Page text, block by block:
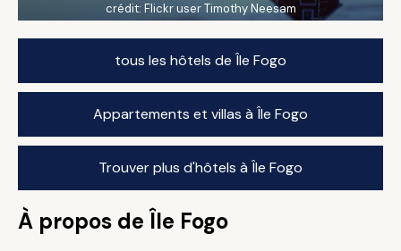
crédit: Flickr user Timothy Neesam
tous les hôtels de Île Fogo
Appartements et villas à Île Fogo
Trouver plus d'hôtels à Île Fogo
À propos de Île Fogo